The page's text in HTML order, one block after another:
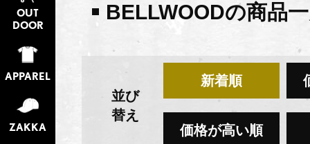
OUT
DOOR
APPAREL
ZAKKA
BELLWOODの商品
並び
替え
新着順
価格が高い順